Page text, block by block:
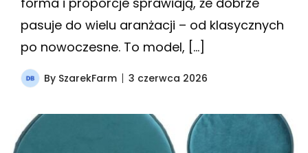
pasuje do wielu aranżacji – od klasycznych
po nowoczesne. To model, […]
By SzarekFarm 3 czerwca 2026